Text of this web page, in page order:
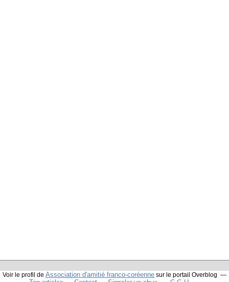
Voir le profil de Association d'amitié franco-coréenne sur le portail Overblog